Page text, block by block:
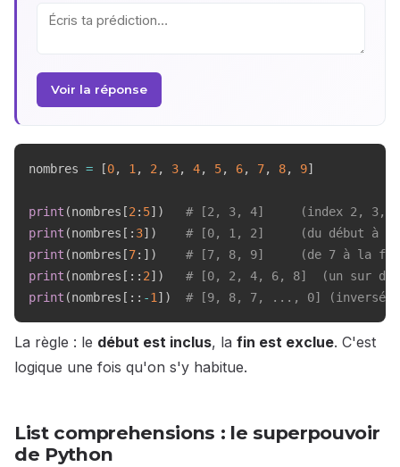
Voir la réponse
nombres = [0, 1 , 2 , 3, 4, 5, 6, 7, 8, 9]
print (nombres [2 : 5] )
# [2, 3, 4]     (index 2, 3,
print (nombres [ : 3] )
# [0, 1, 2]     (du début à 3)
print (nombres [7: ] )
# [7, 8, 9]     (de 7 à la
print (nombres [ : : 2] )
# [0, 2, 4, 6, 8]  (un sur
print (nombres [ : : -1 ] ) # [9, 8, 7, ..., 0] (inversé)
La règle : le début est inclus, la fin est exclue. C'est
logique une fois qu'on s'y habitue.
List comprehensions : le superpouvoir
de Python